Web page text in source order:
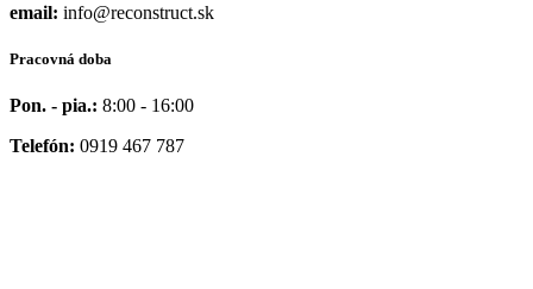
email: info@reconstruct.sk
Pracovná doba
Pon. - pia.: 8:00 - 16:00
Telefón: 0919 467 787